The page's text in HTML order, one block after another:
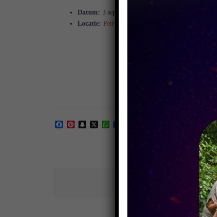
Datum: 3 september 2026 20:30
Locatie: Petruskerk
Facebook
PinterestSnapchat
X WhatsApp